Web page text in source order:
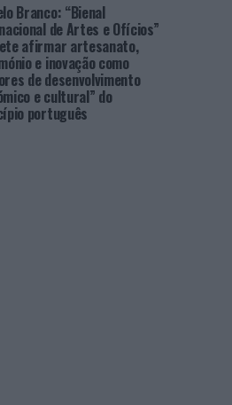
Branco: “Bienal
de Artes e Ofícios”
afirmar artesanato,
e inovação como
de desenvolvimento
e cultural” do
português